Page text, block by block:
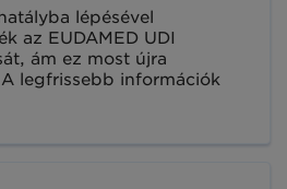
lépésével
az EUDAMED UDI
ám ez most újra
legfrissebb információk
26. helyett az UDI modul,
modul 2021.